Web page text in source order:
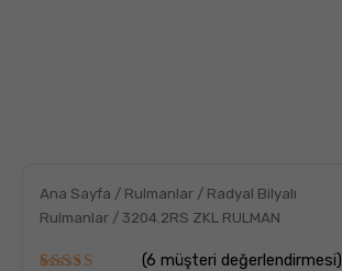
Ana Sayfa / Rulmanlar / Radyal Bilyalı
Rulmanlar / 3204.2RS ZKL RULMAN
(6 müşteri değerlendirmesi)